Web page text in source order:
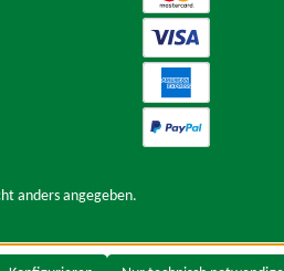
anders angegeben.